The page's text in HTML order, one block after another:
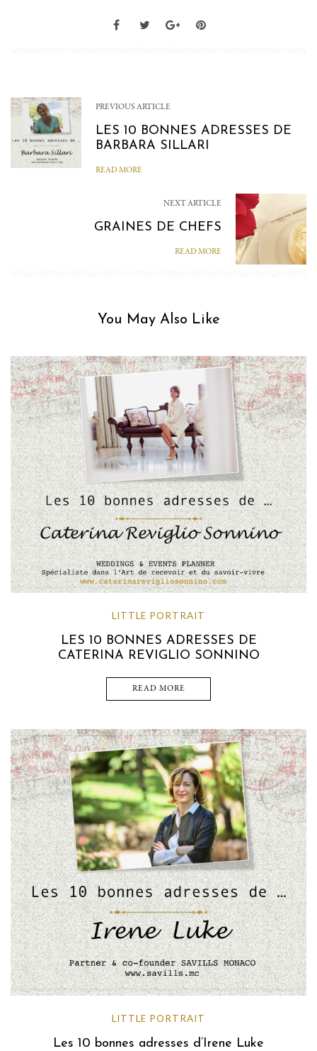
PREVIOUS ARTICLE
LES 10 BONNES ADRESSES DE
BARBARA SILLARI
READ MORE
NEXT ARTICLE
GRAINES DE CHEFS
READ MORE
You May Also Like
LITTLE PORTRAIT
LES 10 BONNES ADRESSES DE
CATERINA REVIGLIO SONNINO
READ MORE
LITTLE PORTRAIT
Les 10 bonnes adresses d’Irene Luke